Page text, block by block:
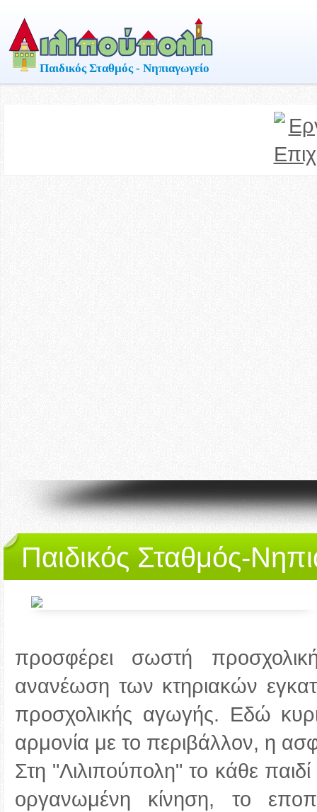
Παιδικός Σταθμός - Νηπιαγωγείο
Παιδικός Σταθμός-
προσφέρει σωστή
ανανέωση των κτηριακών
προσχολικής αγωγής. Εδώ
αρμονία με το περιβάλλον, η
Στη "Λιλιπούπολη" το κάθε
οργανωμένη κίνηση, το